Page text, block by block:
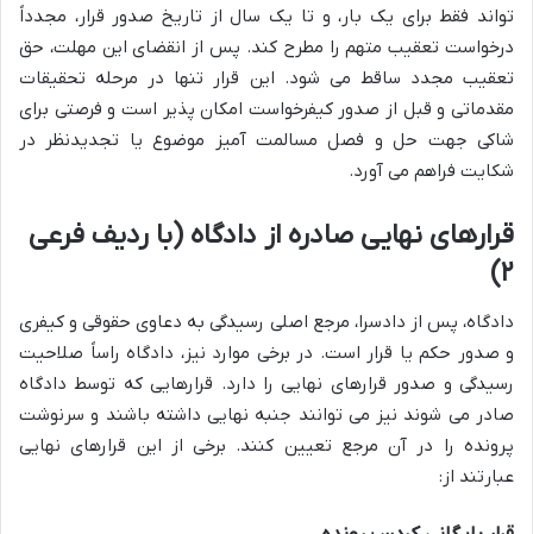
تواند فقط برای یک بار، و تا یک سال از تاریخ صدور قرار، مجدداً
درخواست تعقیب متهم را مطرح کند. پس از انقضای این مهلت، حق
تعقیب مجدد ساقط می شود. این قرار تنها در مرحله تحقیقات
مقدماتی و قبل از صدور کیفرخواست امکان پذیر است و فرصتی برای
شاکی جهت حل و فصل مسالمت آمیز موضوع یا تجدیدنظر در
شکایت فراهم می آورد.
قرارهای نهایی صادره از دادگاه (با ردیف فرعی
۲)
دادگاه، پس از دادسرا، مرجع اصلی رسیدگی به دعاوی حقوقی و کیفری
و صدور حکم یا قرار است. در برخی موارد نیز، دادگاه راساً صلاحیت
رسیدگی و صدور قرارهای نهایی را دارد. قرارهایی که توسط دادگاه
صادر می شوند نیز می توانند جنبه نهایی داشته باشند و سرنوشت
پرونده را در آن مرجع تعیین کنند. برخی از این قرارهای نهایی
عبارتند از: